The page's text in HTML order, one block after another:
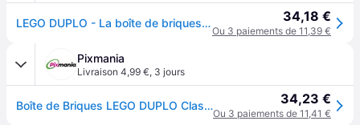
LEGO DUPLO - La boîte de briques - 10913 34,18 €
Ou 3 paiements de 11,39 €
Pixmania
Livraison 4,99 €, 3 jours
Boîte de Briques LEGO DUPLO Classic pour Éveil et Créativité des Tout-Petits - Neuf - Jaune 34,23 €
Ou 3 paiements de 11,41 €